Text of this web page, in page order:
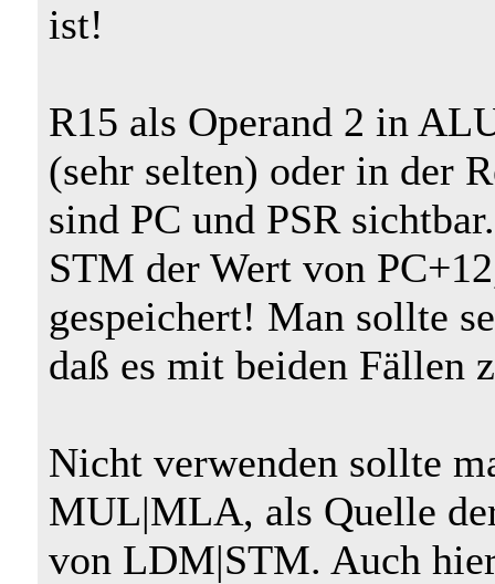
ist!
R15 als Operand 2 in
(sehr selten) oder in der
sind PC und PSR
STM der Wert von
gespeichert! Man sollte
daß es mit beiden Fällen
Nicht verwenden sollte
MUL|MLA, als Quelle
von LDM|STM. Auch